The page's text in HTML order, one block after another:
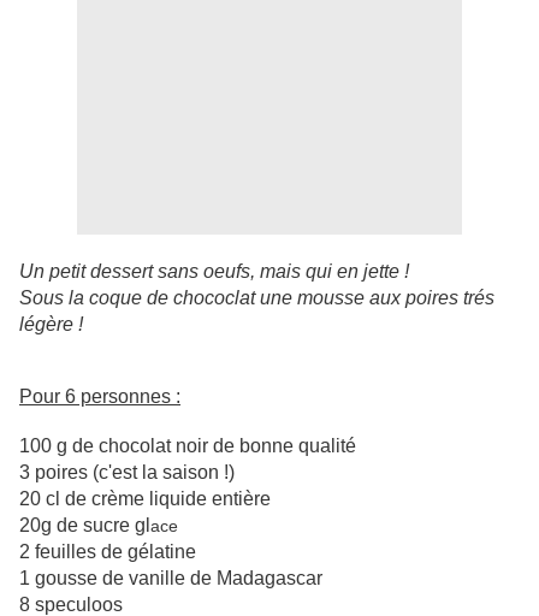
Un petit dessert sans oeufs, mais qui en jette !
Sous la coque de chococlat une mousse aux poires trés
légère !
Pour 6 personnes :
100 g de chocolat noir de bonne qualité
3 poires (c'est la saison !)
20 cl de crème liquide entière
20g de sucre gl ace
2 feuilles de gélatine
1 gousse de vanille de Madagascar
8 speculoos